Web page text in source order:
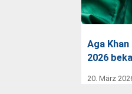
Aga
2026
20. März